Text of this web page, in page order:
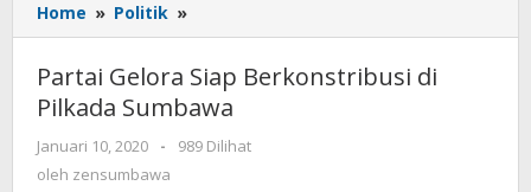
Home » Politik »
Gelora
Berkonstribusi
di
Pilkada
Partai Gelora Siap Berkonstribusi di
Pilkada Sumbawa
Januari 10, 2020
oleh
zensumbawa
-
989 Dilihat
oleh zensumbawa